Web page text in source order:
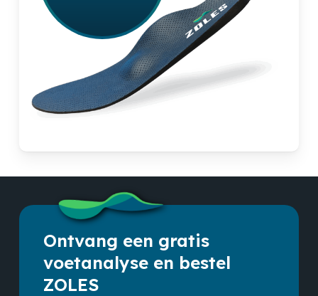
Ontvang een gratis
voetanalyse en bestel
ZOLES